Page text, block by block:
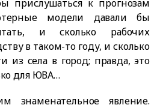
прислушаться к прогнозам
модели давали бы
и сколько рабочих
в таком-то году, и сколько
села в город; правда, это
для ЮВА…
явление.